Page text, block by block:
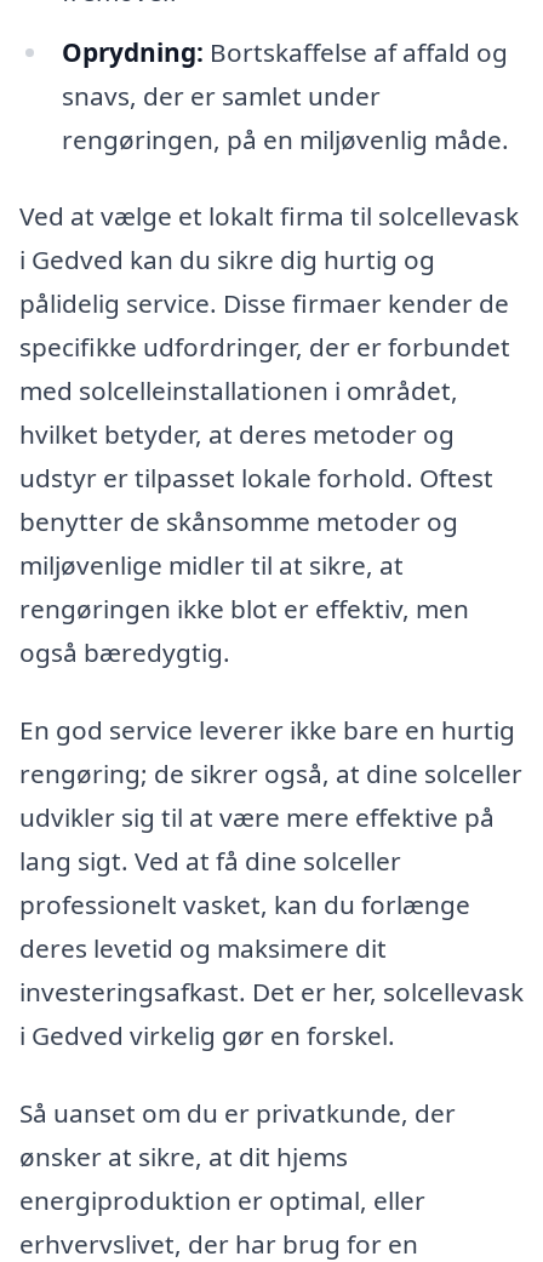
Oprydning: Bortskaffelse af affald og
snavs, der er samlet under
rengøringen, på en miljøvenlig måde.
Ved at vælge et lokalt firma til solcellevask
i Gedved kan du sikre dig hurtig og
pålidelig service. Disse firmaer kender de
specifikke udfordringer, der er forbundet
med solcelleinstallationen i området,
hvilket betyder, at deres metoder og
udstyr er tilpasset lokale forhold. Oftest
benytter de skånsomme metoder og
miljøvenlige midler til at sikre, at
rengøringen ikke blot er effektiv, men
også bæredygtig.
En god service leverer ikke bare en hurtig
rengøring; de sikrer også, at dine solceller
udvikler sig til at være mere effektive på
lang sigt. Ved at få dine solceller
professionelt vasket, kan du forlænge
deres levetid og maksimere dit
investeringsafkast. Det er her, solcellevask
i Gedved virkelig gør en forskel.
Så uanset om du er privatkunde, der
ønsker at sikre, at dit hjems
energiproduktion er optimal, eller
erhvervslivet, der har brug for en